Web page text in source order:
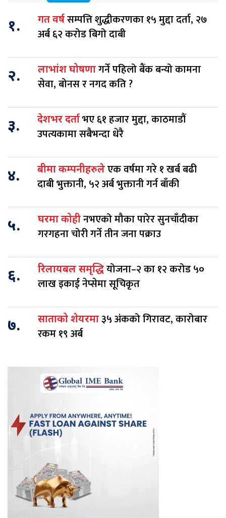
१. गत वर्षसम्पत्ति शुद्धीकरणका १५ मुद्दा दर्ता, २७
अर्ब ६२ करोड बिगो दाबी
२. लाभांश घोषणागर्ने पहिलो बैंक बन्यो कामना
सेवा, बोनस र नगद कति ?
३. देशभर दर्ताभए ६१ हजार मुद्दा, काठमाडौं
उपत्यकामा सबैभन्दा धेरै
४. बीमा कम्पनीहरुलेएक वर्षमा गरे १ खर्ब बढी
दाबी भुक्तानी, ५२ अर्ब भुक्तानी गर्न बाँकी
५. घरमा कोहीनभएको मौका पारेर सुनचाँदीका
गरगहना चोरी गर्ने तीन जना पक्राउ
६. रिलायबल समृद्धियोजना–२ का १२ करोड ५०
लाख इकाई नेप्सेमा सूचिकृत
७. साताको शेयरमा३५ अंकको गिरावट, कारोबार
रकम १९ अर्ब